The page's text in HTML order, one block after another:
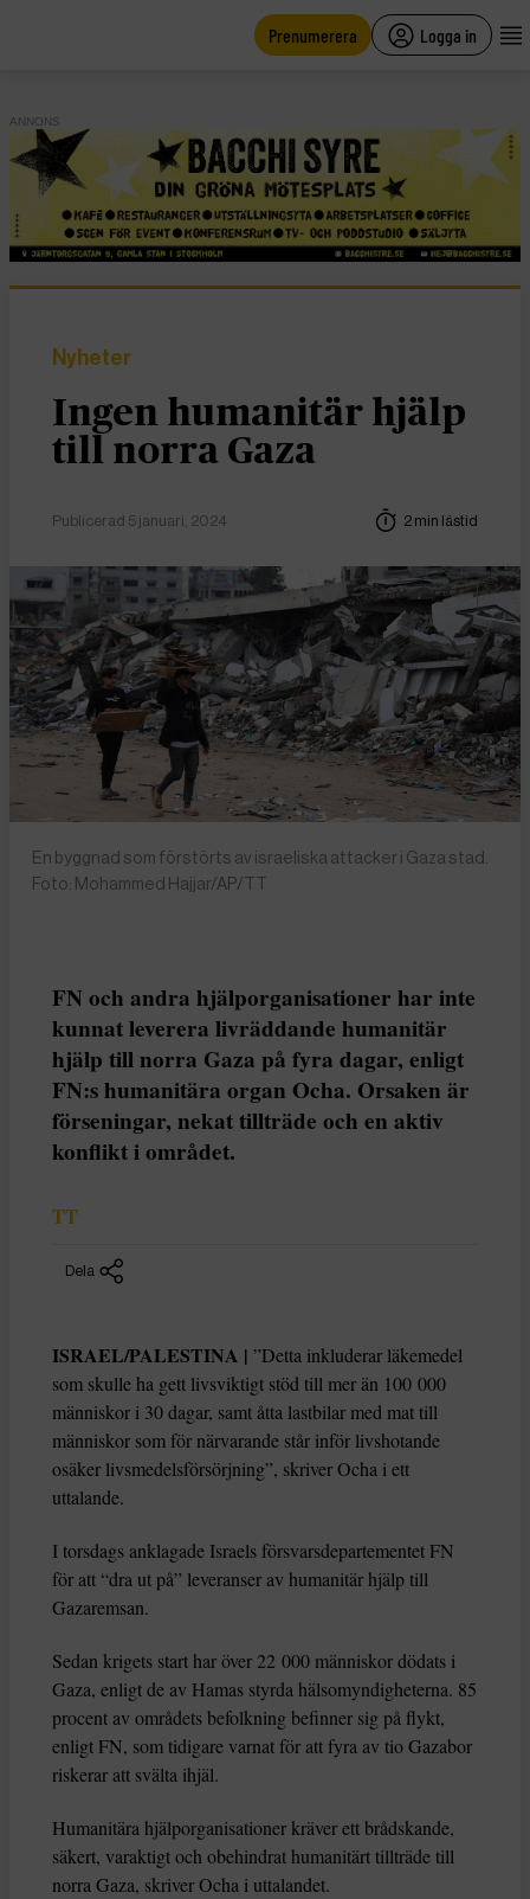
Prenumerera Logga in
ANNONS
Nyheter
Ingen humanitär hjälp
till norra Gaza
Publicerad 5 januari, 2024 2 min lästid
En byggnad som förstörts av israeliska attacker i Gaza stad.
Foto: Mohammed Hajjar/AP/TT
FN och andra hjälporganisationer har inte
kunnat leverera livräddande humanitär
hjälp till norra Gaza på fyra dagar, enligt
FN:s humanitära organ Ocha. Orsaken är
förseningar, nekat tillträde och en aktiv
konflikt i området.
TT
Dela
ISRAEL/PALESTINA | ”Detta inkluderar läkemedel
som skulle ha gett livsviktigt stöd till mer än 100 000
människor i 30 dagar, samt åtta lastbilar med mat till
människor som för närvarande står inför livshotande
osäker livsmedelsförsörjning”, skriver Ocha i ett
uttalande.
I torsdags anklagade Israels försvarsdepartementet FN
för att “dra ut på” leveranser av humanitär hjälp till
Gazaremsan.
Sedan krigets start har över 22 000 människor dödats i
Gaza, enligt de av Hamas styrda hälsomyndigheterna. 85
procent av områdets befolkning befinner sig på flykt,
enligt FN, som tidigare varnat för att fyra av tio Gazabor
riskerar att svälta ihjäl.
Humanitära hjälporganisationer kräver ett brådskande,
säkert, varaktigt och obehindrat humanitärt tillträde till
norra Gaza, skriver Ocha i uttalandet.